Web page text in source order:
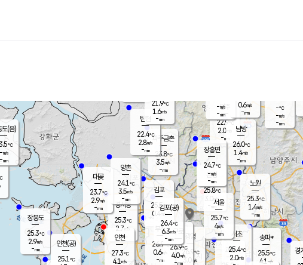
양주
22.9℃
2.0
-mm
과천
장봉도
25.3℃
2.9m/s
-mm
경
경서동
25.3℃
2.7 m/s
-mm
파주금촌
23.8℃
3.5m/s
-mm
-℃
-m/s
-mm
대곶
23.7℃
2.9m/s
-mm
탄현
22.4℃
2.8m/s
-mm
김포
25.5℃
0.4 m/s
mm
광명
26.9 ℃
3.0 m/s
부천
26.9℃
0.6m/s
-mm
양촌
24.1℃
3.5m/s
-mm
구로
26.9℃
4.0m/s
-mm
은평
25.8℃
3.0 m/s
- mm
노원
25.3℃
1.4m/s
-mm
송파*
25.5℃
4.1 m/s
서초
25.4℃
2.0m/s
남방
26.0℃
1.4m/s
-mm
장흥면
24.7℃
-m/s
-mm
-m/s
-mm
인천(공)
25.1℃
김포(공)
26.4℃
6.3m/s
-mm
도(음)
℃
-m/s
-mm
인천
27.3℃
4.1 m/s
서울
25.7℃
4m/s
-mm
21.9℃
1.6m/s
-mm
0.6m/s
-mm